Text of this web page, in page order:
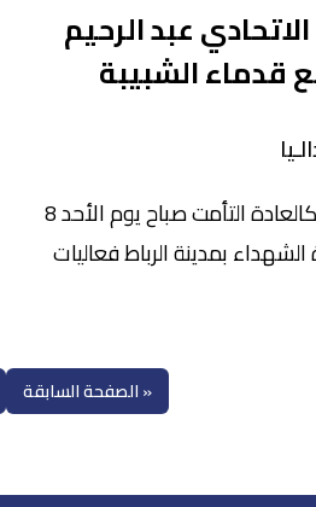
عبد الرحيم
قدماء الشبيبة
يسارية
AHDATH.INFO كالعادة التأمت صباح يوم الأحد 8
بمقبرة الشهداء بمدينة الرباط فعاليات
القائد الاتحادي عبد الرحيم بوعبيد يوم 8 يناير 1992
الصعبة والتوافقات
من القرن […]
« الصفحة السابقة